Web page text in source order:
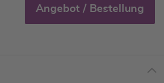
Angebot / Bestellung